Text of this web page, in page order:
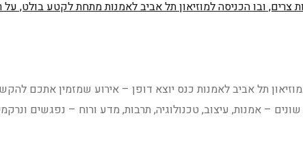
לבנת ורן גרין, בדצמבר 2025 ייערך במוזיאון תל אביב לאמנות כנס יוצא דופן – אירוע שמזמין אתכם
– אמנות, עיצוב, טכנולוגיה, תרבות, מדע ורוח – נפגשים